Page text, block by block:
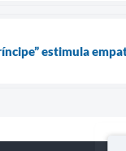
estimula